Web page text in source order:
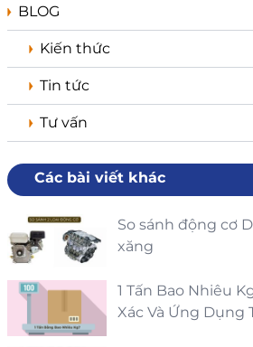
BLOG
Kiến thức
Tin tức
Tư vấn
Các bài viết khác
So sánh động cơ
xăng
1 Tấn Bao Nhiêu
Xác Và Ứng Dụng